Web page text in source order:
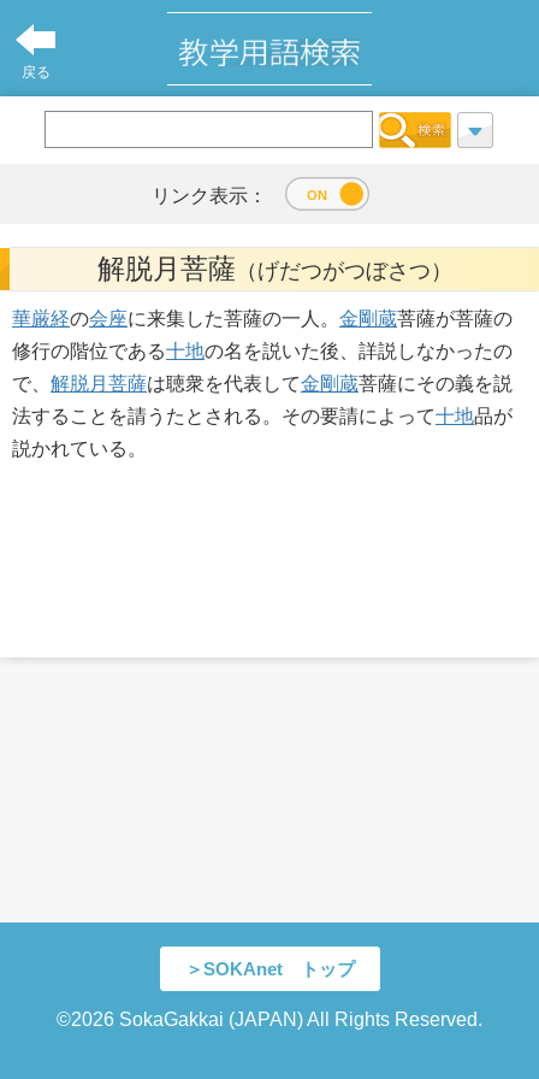
戻る
リンク表示：
解脱月菩薩 （げだつがつぼさつ）
華厳経の会座に来集した菩薩の一人。 金剛蔵菩薩が菩薩の
修行の階位である十地の名を説いた後、詳説しなかったの
で、 解脱月菩薩は聴衆を代表して金剛蔵菩薩にその義を説
法することを請うたとされる。その要請によって十地品が
説かれている。
＞SOKAnet トップ
©2026 SokaGakkai (JAPAN) All Rights Reserved.